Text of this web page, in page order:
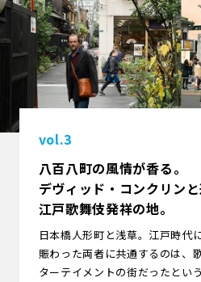
vol.3
八百八町の風情が香る――。
デヴィッド・コンクリンと
江戸歌舞伎発祥の地。
日本橋人形町と浅草。江戸時代
賑わった両者に共通するのは、
ターテイメントの街だったとい